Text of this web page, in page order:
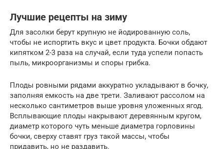
Лучшие рецепты на зиму
Для засолки берут крупную не йодированную соль,
чтобы не испортить вкус и цвет продукта. Бочки обдают
кипятком 2-3 раза на случай, если туда успели попасть
пыль, микроорганизмы и споры грибка.
Плоды ровными рядами аккуратно укладывают в бочку,
заполняя емкость на две трети. Заливают рассолом на
несколько сантиметров выше уровня уложенных ягод.
Всплывающие плоды накрывают деревянным кругом,
диаметр которого чуть меньше диаметра горловины
бочки, сверху ставят груз такой массы, чтобы
придавить, но не раздавить.